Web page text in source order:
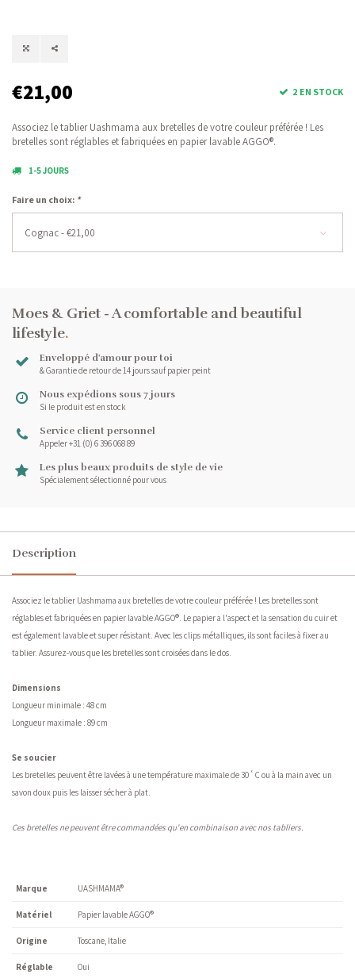
€21,00 2 EN STOCK
Associez le tablier Uashmama aux bretelles de votre couleur préférée ! Les
bretelles sont réglables et fabriquées en papier lavable AGGO®.
1-5 JOURS
Faire un choix: *
Cognac - €21,00
Moes & Griet - A comfortable and beautiful
lifestyle.
Enveloppé d'amour pour toi
& Garantie de retour de 14 jours sauf papier peint
Nous expédions sous 7 jours
Si le produit est en stock
Service client personnel
Appeler +31 (0) 6 396 068 89
Les plus beaux produits de style de vie
Spécialement sélectionné pour vous
Description
Associez le tablier Uashmama aux bretelles de votre couleur préférée ! Les bretelles sont
réglables et fabriquées en papier lavable AGGO®. Le papier a l'aspect et la sensation du cuir et
est également lavable et super résistant. Avec les clips métalliques, ils sont faciles à fixer au
tablier. Assurez-vous que les bretelles sont croisées dans le dos.
Dimensions
Longueur minimale : 48 cm
Longueur maximale : 89 cm
Se soucier
Les bretelles peuvent être lavées à une température maximale de 30 ° C ou à la main avec un
savon doux puis les laisser sécher à plat.
Ces bretelles ne peuvent être commandées qu'en combinaison avec nos tabliers.
Marque UASHMAMA®
Matériel Papier lavable AGGO®
Origine Toscane, Italie
Réglable Oui